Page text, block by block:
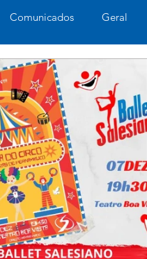
Comunicados Geral
Esportes